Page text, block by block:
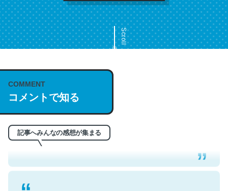
Scroll
COMMENT
コメントで知る
記事へみんなの感想が集まる
これは名文。彼はとてもクレバーなんだろうなと凄く思
う。英語少しでも読める人は原文もお勧め。自分はこの流
れ好き。Let’s Fucking Go. Then Covid hit. Shit.
─今のこの状況が信じられるかい？ by ラーズ・ヌートバー